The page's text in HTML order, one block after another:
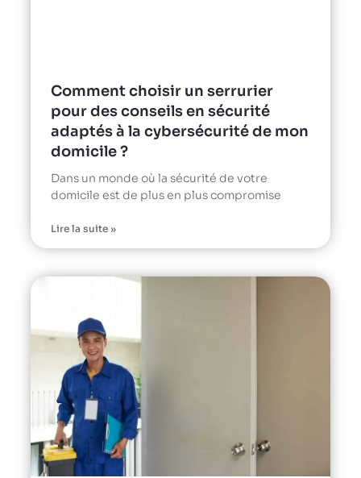
Comment choisir un serrurier
pour des conseils en sécurité
adaptés à la cybersécurité de mon
domicile ?
Dans un monde où la sécurité de votre
domicile est de plus en plus compromise
Lire la suite »